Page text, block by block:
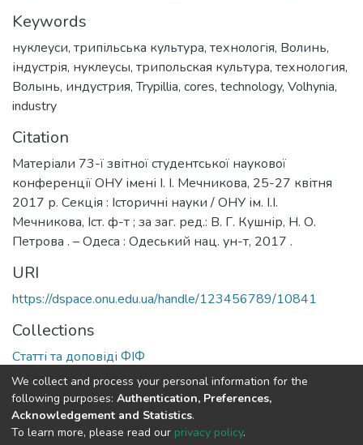
Keywords
нуклеуси, трипільська культура, технологія, Волинь,
індустрія, нуклеусы, трипольская культура, технология,
Волынь, индустрия,Trypillia, cores, technology, Volhynia,
industry
Citation
Матеріали 73-ї звітної студентської наукової
конференції ОНУ імені І. І. Мечникова, 25-27 квітня
2017 р. Секція : Історичні науки / ОНУ ім. І.І.
Мечникова, Іст. ф-т ; за заг. ред.: В. Г. Кушнір, Н. О.
Петрова . – Одеса : Одеський нац. ун-т, 2017 .
URI
https://dspace.onu.edu.ua/handle/123456789/10841
Collections
Статті та доповіді ФІФ
Full item page
We collect and process your personal information for the
following purposes: Authentication, Preferences,
Acknowledgement and Statistics.
To learn more, please read our privacy policy.